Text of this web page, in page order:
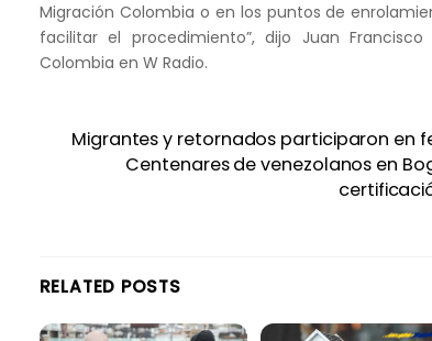
Migración Colombia o en los puntos de
facilitar el procedimiento”, dijo Juan
Colombia en W Radio.
Migrantes y retornados participaron en
Centenares de venezolanos en
RELATED POSTS